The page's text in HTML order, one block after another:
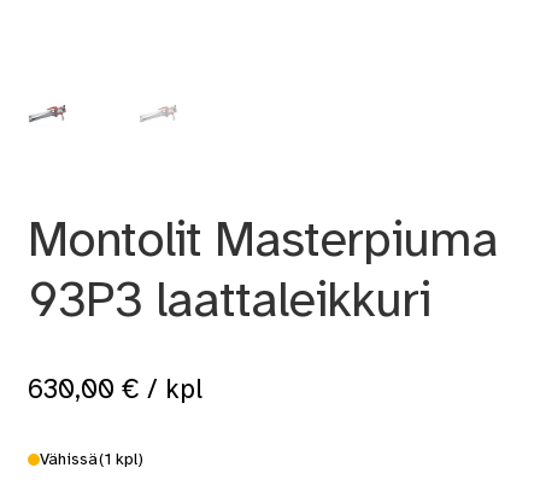
Montolit Masterpiuma
93P3 laattaleikkuri
630,00 € / kpl
Vähissä(1 kpl)